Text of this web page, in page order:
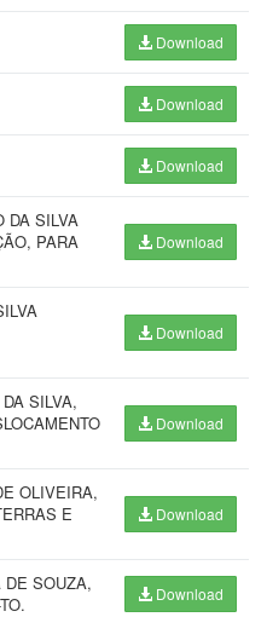
Download
Download
Download
DA SILVA
PARA
Download
Download
SILVA,
Download
OLIVEIRA,
E
Download
SOUZA,
Download